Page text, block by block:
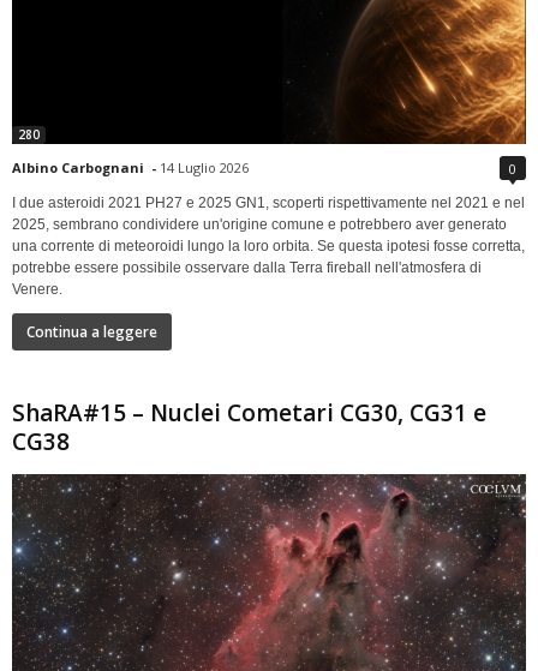
280
Albino Carbognani - 14 Luglio 2026 0
I due asteroidi 2021 PH27 e 2025 GN1, scoperti rispettivamente nel 2021 e nel
2025, sembrano condividere un'origine comune e potrebbero aver generato
una corrente di meteoroidi lungo la loro orbita. Se questa ipotesi fosse corretta,
potrebbe essere possibile osservare dalla Terra fireball nell'atmosfera di
Venere.
Continua a leggere
ShaRA#15 – Nuclei Cometari CG30, CG31 e
CG38